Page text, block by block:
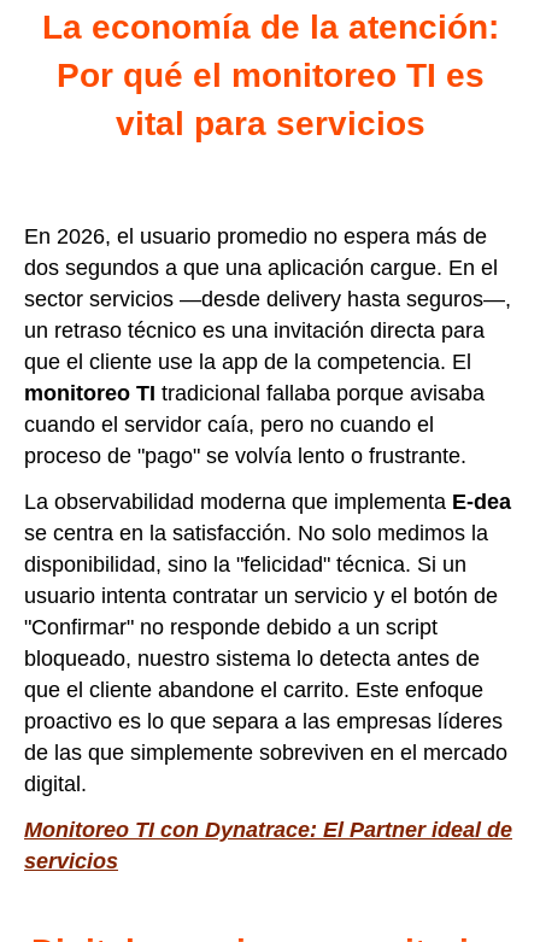
La economía de la atención:
Por qué el monitoreo TI es
vital para servicios
En 2026, el usuario promedio no espera más de
dos segundos a que una aplicación cargue. En el
sector servicios —desde delivery hasta seguros—,
un retraso técnico es una invitación directa para
que el cliente use la app de la competencia. El
monitoreo TI tradicional fallaba porque avisaba
cuando el servidor caía, pero no cuando el
proceso de "pago" se volvía lento o frustrante.
La observabilidad moderna que implementa E-dea
se centra en la satisfacción. No solo medimos la
disponibilidad, sino la "felicidad" técnica. Si un
usuario intenta contratar un servicio y el botón de
"Confirmar" no responde debido a un script
bloqueado, nuestro sistema lo detecta antes de
que el cliente abandone el carrito. Este enfoque
proactivo es lo que separa a las empresas líderes
de las que simplemente sobreviven en el mercado
digital.
Monitoreo TI con Dynatrace: El Partner ideal de
servicios